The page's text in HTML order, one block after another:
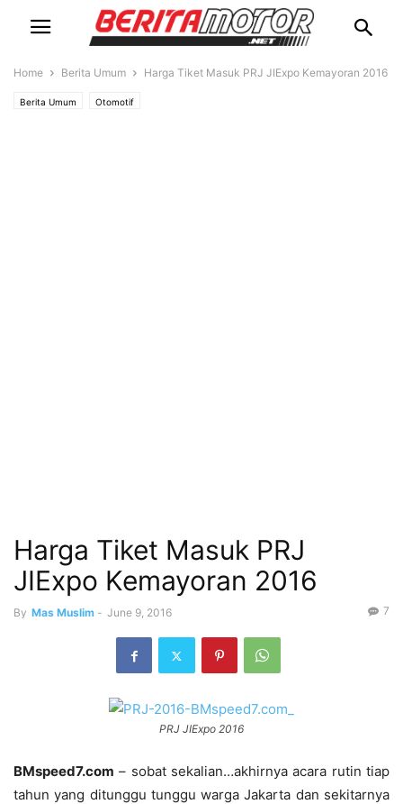
Home Berita Umum Harga Tiket Masuk PRJ JIExpo Kemayoran 2016
Berita Umum Otomotif
Harga Tiket Masuk PRJ
JIExpo Kemayoran 2016
By Mas Muslim - June 9, 2016 7
PRJ JIExpo 2016
BMspeed7.com – sobat sekalian…akhirnya acara rutin tiap
tahun yang ditunggu tunggu warga Jakarta dan sekitarnya